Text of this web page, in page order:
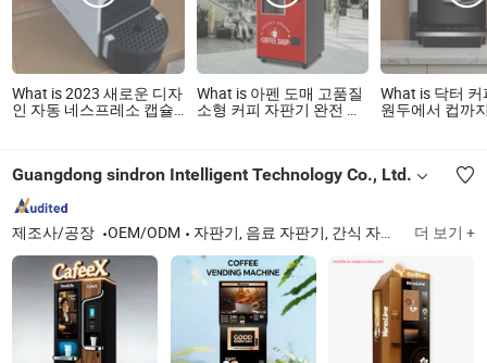
What is 2023 새로운 디자
인 자동 네스프레소 캡슐
What is 아펜 도매 고품질
소형 커피 자판기 완전 자
What is 닥터
원두에서 컵까
Guangdong sindron Intelligent Technology Co., Ltd.
제조사/공장 OEM/ODM 자판기, 음료 자판기, 간식 자판기, 화장품 자판기, 샐러드 과일 및 채소 자판기, 핫푸드 자판기, 차가운 자판기 더 보기 +